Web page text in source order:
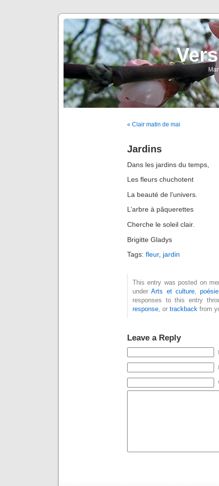
« Clair matin de mai
Jardins
Dans les jardins du temps,
Les fleurs chuchotent
La beauté de l’univers.
L’arbre à pâquerettes
Cherche le soleil clair.
Brigitte Gladys
Tags: fleur, jardin
This entry was posted on
underArts et culture,poésie
responses to this entry
response, or trackback from
Leave a Reply